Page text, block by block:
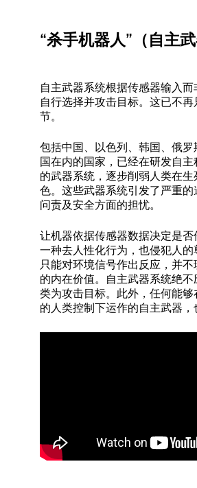
“杀手机器人”（自主武
自主武器系统根据传感器输入而
自行选择并攻击目标。这已不再
节。
包括中国、以色列、韩国、俄罗
国在内的国家，已经在研发自主
的武器系统，逐步削弱人类在生
色。这些武器系统引发了严重的
问责及安全方面的担忧。
让机器依据传感器数据决定是否
一种去人性化行为，也侵犯人的
只能对环境信号作出反应，并
的内在价值。自主武器系统绝不
类为攻击目标。此外，任何能够
的人类控制下运作的自主武器，